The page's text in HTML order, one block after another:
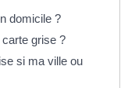
domicile ?
grise ?
si ma ville ou